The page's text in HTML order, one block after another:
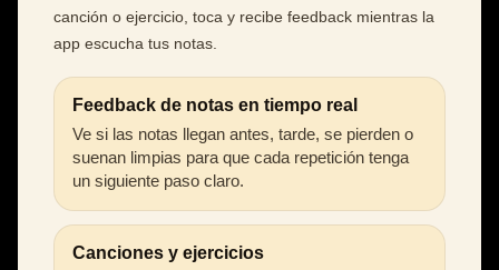
canción o ejercicio, toca y recibe feedback mientras la
app escucha tus notas.
Feedback de notas en tiempo real
Ve si las notas llegan antes, tarde, se pierden o
suenan limpias para que cada repetición tenga
un siguiente paso claro.
Canciones y ejercicios